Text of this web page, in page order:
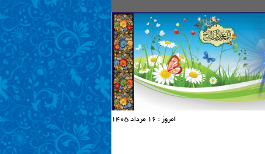
امروز : 16 مرداد 1405